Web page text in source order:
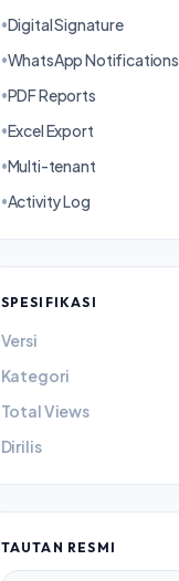
•Digital Signature
•WhatsApp Notifications
•PDF Reports
•Excel Export
•Multi-tenant
•Activity Log
SPESIFIKASI
Versi
Kategori
Total Views
Dirilis
TAUTAN RESMI